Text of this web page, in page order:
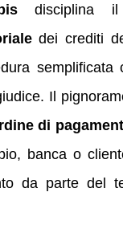
disciplina
dei crediti
semplificata
Il
di
banca o
da parte del